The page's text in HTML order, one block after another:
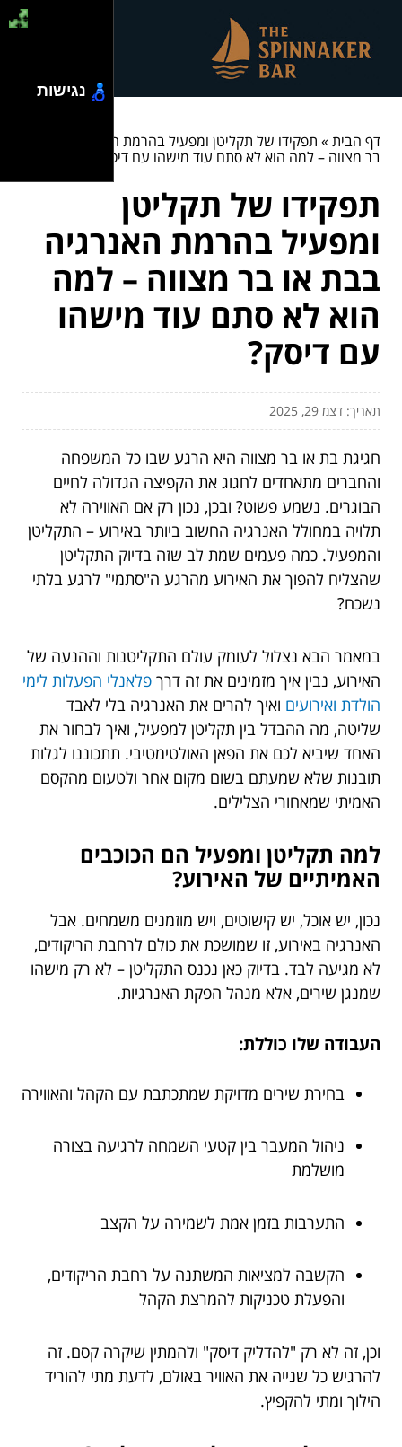
דף הבית» תפקידו של תקליטן ומפעיל בהרמת האנרגיה בבת או
בר מצווה – למה הוא לא סתם עוד מישהו עם דיסק?
תפקידו של תקליטן
ומפעיל בהרמת האנרגיה
בבת או בר מצווה – למה
הוא לא סתם עוד מישהו
עם דיסק?
תאריך: דצמ 29, 2025
חגיגת בת או בר מצווה היא הרגע שבו כל המשפחה
והחברים מתאחדים לחגוג את הקפיצה הגדולה לחיים
הבוגרים. נשמע פשוט? ובכן, נכון רק אם האווירה לא
תלויה במחולל האנרגיה החשוב ביותר באירוע – התקליטן
והמפעיל. כמה פעמים שמת לב שזה בדיוק התקליטן
שהצליח להפוך את האירוע מהרגע ה"סתמי" לרגע בלתי
נשכח?
במאמר הבא נצלול לעומק עולם התקליטנות וההנעה של
האירוע, נבין איך מזמינים את זה דרך פלאנלי הפעלות לימי
הולדת ואירועים ואיך להרים את האנרגיה בלי לאבד
שליטה, מה ההבדל בין תקליטן למפעיל, ואיך לבחור את
האחד שיביא לכם את הפאן האולטימטיבי. תתכוננו לגלות
תובנות שלא שמעתם בשום מקום אחר ולטעום מהקסם
האמיתי שמאחורי הצלילים.
למה תקליטן ומפעיל הם הכוכבים
האמיתיים של האירוע?
נכון, יש אוכל, יש קישוטים, ויש מוזמנים משמחים. אבל
האנרגיה באירוע, זו שמושכת את כולם לרחבת הריקודים,
לא מגיעה לבד. בדיוק כאן נכנס התקליטן – לא רק מישהו
שמנגן שירים, אלא מנהל הפקת האנרגיות.
העבודה שלו כוללת:
בחירת שירים מדויקת שמתכתבת עם הקהל והאווירה
ניהול המעבר בין קטעי השמחה לרגיעה בצורה
מושלמת
התערבות בזמן אמת לשמירה על הקצב
הקשבה למציאות המשתנה על רחבת הריקודים,
והפעלת טכניקות להמרצת הקהל
וכן, זה לא רק "להדליק דיסק" ולהמתין שיקרה קסם. זה
להרגיש כל שנייה את האוויר באולם, לדעת מתי להוריד
הילוך ומתי להקפיץ.
נגישות